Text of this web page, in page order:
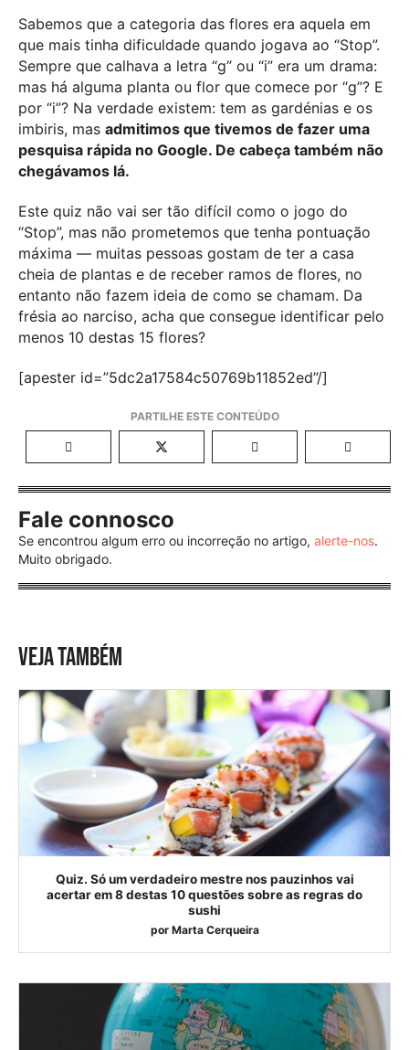
Sabemos que a categoria das flores era aquela em
que mais tinha dificuldade quando jogava ao “Stop”.
Sempre que calhava a letra “g” ou “i” era um drama:
mas há alguma planta ou flor que comece por “g”? E
por “i”? Na verdade existem: tem as gardénias e os
imbiris, mas admitimos que tivemos de fazer uma
pesquisa rápida no Google. De cabeça também não
chegávamos lá.
Este quiz não vai ser tão difícil como o jogo do
“Stop”, mas não prometemos que tenha pontuação
máxima — muitas pessoas gostam de ter a casa
cheia de plantas e de receber ramos de flores, no
entanto não fazem ideia de como se chamam. Da
frésia ao narciso, acha que consegue identificar pelo
menos 10 destas 15 flores?
[apester id=”5dc2a17584c50769b11852ed”/]
Fale connosco
Se encontrou algum erro ou incorreção no artigo, alerte-nos.
Muito obrigado.
VEJA TAMBÉM
Quiz. Só um verdadeiro mestre nos pauzinhos vai
acertar em 8 destas 10 questões sobre as regras do
sushi
por Marta Cerqueira